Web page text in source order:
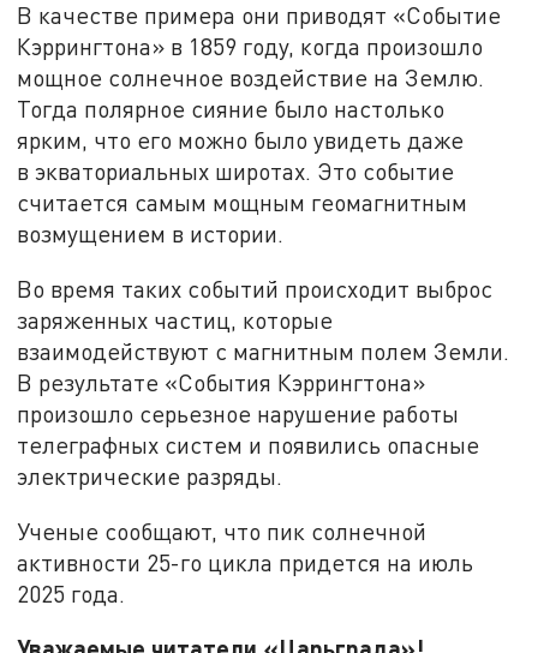
В качестве примера они приводят «Событие
Кэррингтона» в 1859 году, когда произошло
мощное солнечное воздействие на Землю.
Тогда полярное сияние было настолько
ярким, что его можно было увидеть даже
в экваториальных широтах. Это событие
считается самым мощным геомагнитным
возмущением в истории.
Во время таких событий происходит выброс
заряженных частиц, которые
взаимодействуют с магнитным полем Земли.
В результате «События Кэррингтона»
произошло серьезное нарушение работы
телеграфных систем и появились опасные
электрические разряды.
Ученые сообщают, что пик солнечной
активности 25-го цикла придется на июль
2025 года.